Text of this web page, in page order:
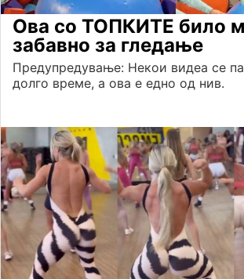
Ова со ТОПКИТЕ било
забавно за гледање
Предупредување: Некои видеа се
долго време, а ова е едно од нив.